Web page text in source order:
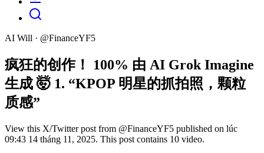
AI Will · @FinanceYF5
疯狂的创作！ 100% 由 AI Grok Imagine
生成 🤯 1. “KPOP 明星的抓拍照，颗粒
质感”
View this X/Twitter post from @FinanceYF5 published on lúc
09:43 14 tháng 11, 2025. This post contains 10 video.